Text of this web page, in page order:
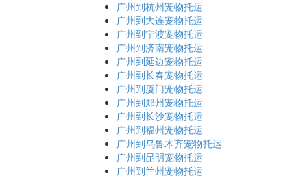
广州到杭州宠物托运
广州到大连宠物托运
广州到宁波宠物托运
广州到济南宠物托运
广州到延边宠物托运
广州到长春宠物托运
广州到厦门宠物托运
广州到郑州宠物托运
广州到长沙宠物托运
广州到福州宠物托运
广州到乌鲁木齐宠物托运
广州到昆明宠物托运
广州到兰州宠物托运